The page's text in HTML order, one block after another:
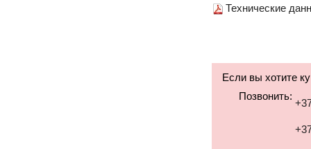
Технические
Если вы хотите
Позвонить: